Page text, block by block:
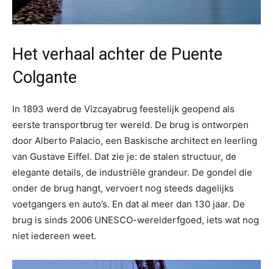
Het verhaal achter de Puente
Colgante
In 1893 werd de Vizcayabrug feestelijk geopend als
eerste transportbrug ter wereld. De brug is ontworpen
door Alberto Palacio, een Baskische architect en leerling
van Gustave Eiffel. Dat zie je: de stalen structuur, de
elegante details, de industriële grandeur. De gondel die
onder de brug hangt, vervoert nog steeds dagelijks
voetgangers en auto’s. En dat al meer dan 130 jaar. De
brug is sinds 2006 UNESCO-werelderfgoed, iets wat nog
niet iedereen weet.